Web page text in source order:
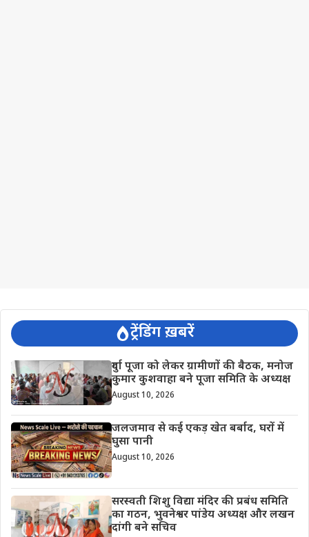
ट्रेंडिंग ख़बरें
दुर्गा पूजा को लेकर ग्रामीणों की बैठक, मनोज
कुमार कुशवाहा बने पूजा समिति के अध्यक्ष
August 10, 2026
जलजमाव से कई एकड़ खेत बर्बाद, घरों में
घुसा पानी
August 10, 2026
सरस्वती शिशु विद्या मंदिर की प्रबंध समिति
का गठन, भुवनेश्वर पांडेय अध्यक्ष और लखन
दांगी बने सचिव